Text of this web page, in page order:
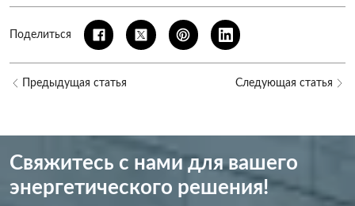
Поделиться
Предыдущая статья Следующая статья
Свяжитесь с нами для вашего
энергетического решения!